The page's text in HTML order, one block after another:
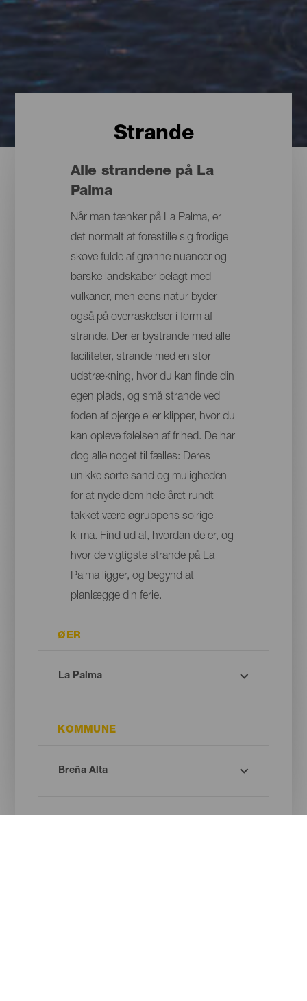
Strande
Alle strandene på La
Palma
Når man tænker på La Palma, er
det normalt at forestille sig frodige
skove fulde af grønne nuancer og
barske landskaber belagt med
vulkaner, men øens natur byder
også på overraskelser i form af
strande. Der er bystrande med alle
faciliteter, strande med en stor
udstrækning, hvor du kan finde din
egen plads, og små strande ved
foden af bjerge eller klipper, hvor du
kan opleve følelsen af frihed. De har
dog alle noget til fælles: Deres
unikke sorte sand og muligheden
for at nyde dem hele året rundt
takket være øgruppens solrige
klima. Find ud af, hvordan de er, og
hvor de vigtigste strande på La
Palma ligger, og begynd at
planlægge din ferie.
ØER
KOMMUNE